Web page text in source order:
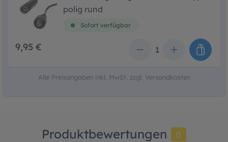
polig rund
Sofort verfügbar
9,95 €
Alle Preisangaben inkl. MwSt. zzgl. Versandkosten
Produktbewertungen 0